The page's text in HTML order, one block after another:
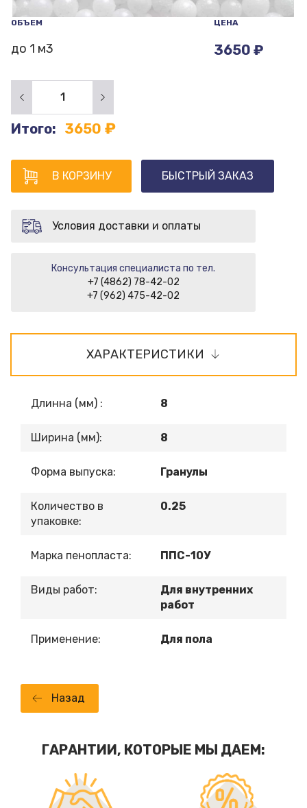
ОБЪЕМ ЦЕНА
до 1 м3 3650 ₽
Итого: 3650 ₽
В КОРЗИНУ БЫСТРЫЙ ЗАКАЗ
Условия доставки и оплаты
Консультация специалиста по тел.
+7 (4862) 78-42-02
+7 (962) 475-42-02
ХАРАКТЕРИСТИКИ
Длинна (мм) : 8
Ширина (мм): 8
Форма выпуска: Гранулы
Количество в
упаковке:
0.25
Марка пенопласта: ППС-10У
Виды работ:
Для внутренних
работ
Применение: Для пола
Назад
ГАРАНТИИ, КОТОРЫЕ МЫ ДАЕМ: